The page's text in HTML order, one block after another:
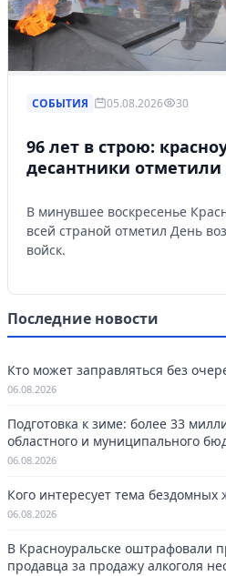
СОБЫТИЯ 05.08.2026 30
96 лет в строю:
десантники
В минувшее воскресенье
всей страной отметил День
войск.
Последние новости
Кто может заправляться без
06.08.2026
Подготовка к зиме: более 33
областного и муниципального
котельных в Красноуральске.
06.08.2026
Кого интересует тема бездомных
06.08.2026
В Красноуральске оштрафовали
продавца за продажу алкоголя